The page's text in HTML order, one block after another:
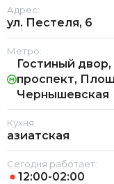
Адрес:
ул. Пестеля, 6
Метро:
Гостиный
проспект,
Чернышевская
Кухня:
азиатская
Сегодня работает:
12:00-02:00